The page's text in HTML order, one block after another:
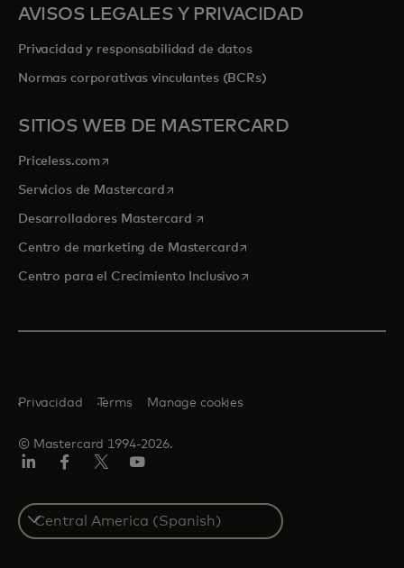
AVISOS LEGALES Y PRIVACIDAD
Privacidad y responsabilidad de datos
Normas corporativas vinculantes (BCRs)
SITIOS WEB DE MASTERCARD
Priceless.com se abre en una pestaña nueva
Servicios de Mastercardse abre en una pestaña nueva
Desarrolladores Mastercard se abre en una pestaña nueva
Centro de marketing de Mastercardse abre en una pestaña
Centro para el Crecimiento Inclusivose abre en una pestaña
© Mastercard 1994-2026.
Privacidad Terms Manage cookies
Select
a
country